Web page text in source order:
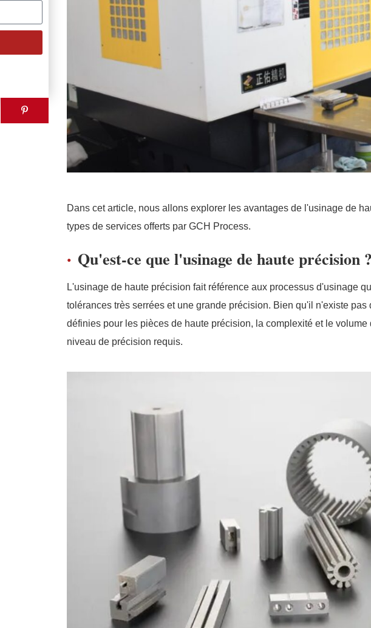
Dans cet article, nous allons explorer les avantages de l'usinage de
types de services offerts par GCH Process.
Qu'est-ce que l'usinage de haute précision ?
L'usinage de haute précision fait référence aux processus d'usinage
tolérances très serrées et une grande précision. Bien qu'il n'existe
définies pour les pièces de haute précision, la complexité et le
niveau de précision requis.